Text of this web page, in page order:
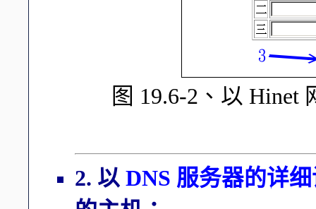
图 19.6-2、以 Hinet
2. 以 DNS 服务器的详